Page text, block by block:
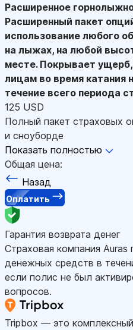
Расширенное
Расширенный пакет
использование любого
на лыжах, на любой
месте. Покрывает
лицам во время катания
течение всего периода
125 USD
Полный пакет страховых
и сноуборде
Показать полностью
Общая цена:
Назад
Оплатить
Гарантия возврата денег
Страховая компания Auras
денежных средств в
если полис не был
вопросов.
Tripbox — это